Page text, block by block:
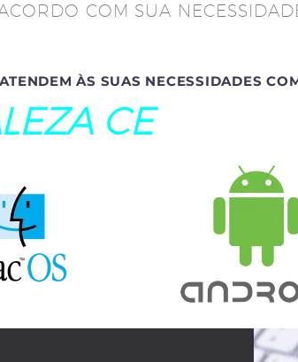
COM SUA
ÀS SUAS NECESSIDADES
CE